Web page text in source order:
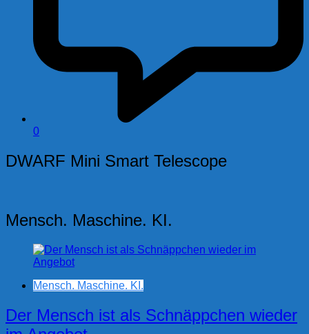
0
DWARF Mini Smart Telescope
Mensch. Maschine. KI.
Mensch. Maschine. KI.
Der Mensch ist als Schnäppchen wieder